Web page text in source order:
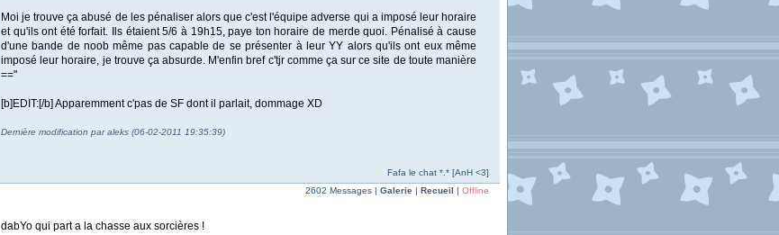
Moi je trouve ça abusé de les pénaliser alors que c'est l'équipe adverse qui a imposé leur horaire
et qu'ils ont été forfait. Ils étaient 5/6 à 19h15, paye ton horaire de merde quoi. Pénalisé à cause
d'une bande de noob même pas capable de se présenter à leur YY alors qu'ils ont eux même
imposé leur horaire, je trouve ça absurde. M'enfin bref c'tjr comme ça sur ce site de toute manière
=="
[b]EDIT:[/b] Apparemment c'pas de SF dont il parlait, dommage XD
Dernière modification par aleks (06-02-2011 19:35:39)
Fafa le chat *.* [AnH <3]
2602 Messages | Galerie | Recueil | Offline
dabYo qui part a la chasse aux sorcières !